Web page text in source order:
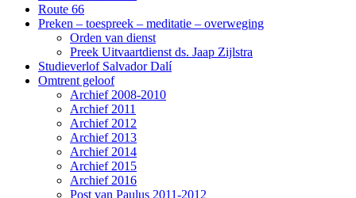
Route 66
Preken – toespreek – meditatie – overweging
Orden van dienst
Preek Uitvaartdienst ds. Jaap Zijlstra
Studieverlof Salvador Dalí
Omtrent geloof
Archief 2008-2010
Archief 2011
Archief 2012
Archief 2013
Archief 2014
Archief 2015
Archief 2016
Post van Paulus 2011-2012